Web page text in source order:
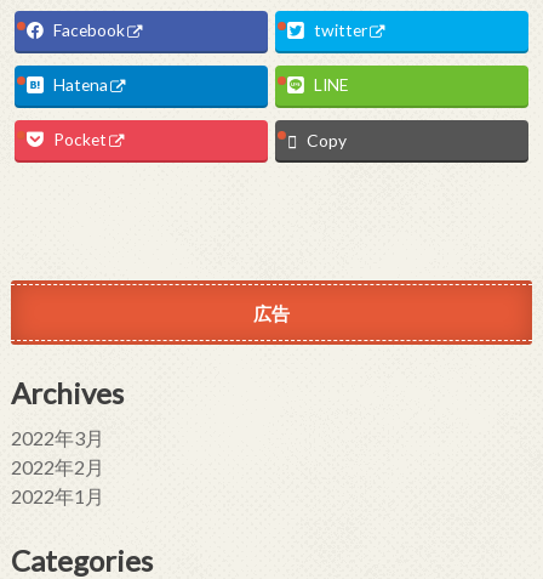
Facebook twitter
Hatena LINE
Pocket Copy
広告
Archives
2022年3月
2022年2月
2022年1月
Categories